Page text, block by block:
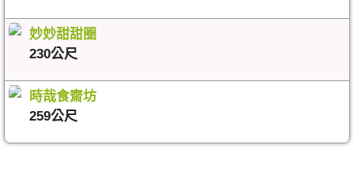
妙妙甜甜圈
230公尺
時哉食齋坊
259公尺